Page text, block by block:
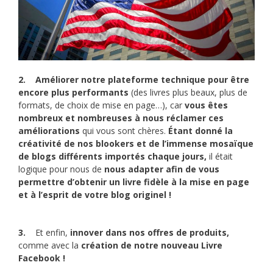
2.
Améliorer notre plateforme technique pour être
encore plus performants (des livres plus beaux, plus de
formats, de choix de mise en page…), car vous êtes
nombreux et nombreuses à nous réclamer ces
améliorations qui vous sont chères. Étant donné la
créativité de nos blookers et de l’immense mosaïque
de blogs différents importés chaque jours, il était
logique pour nous de nous adapter afin de vous
permettre d’obtenir un livre fidèle à la mise en page
et à l’esprit de votre blog originel !
3. Et enfin, innover dans nos offres de produits,
comme avec la création de notre nouveau Livre
Facebook !